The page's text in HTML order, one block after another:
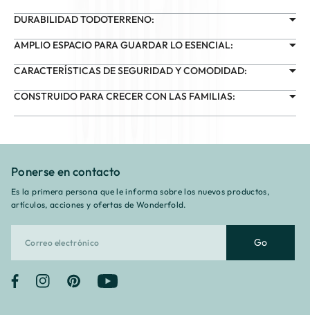
DURABILIDAD TODOTERRENO:
AMPLIO ESPACIO PARA GUARDAR LO ESENCIAL:
CARACTERÍSTICAS DE SEGURIDAD Y COMODIDAD:
CONSTRUIDO PARA CRECER CON LAS FAMILIAS:
Ponerse en contacto
Es la primera persona que le informa sobre los nuevos productos,
artículos, acciones y ofertas de Wonderfold.
Go
FacebookInstagramPinterest YouTube